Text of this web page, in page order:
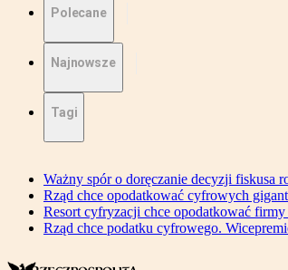
Polecane
Najnowsze
Tagi
Ważny spór o doręczanie decyzji fiskusa
Rząd chce opodatkować cyfrowych
Resort cyfryzacji chce opodatkować
Rząd chce podatku cyfrowego.